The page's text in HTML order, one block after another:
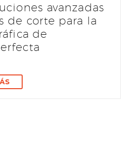
avanzadas
de corte para la
de